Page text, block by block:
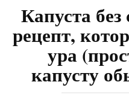
Капуста
рецепт,
ура
капусту